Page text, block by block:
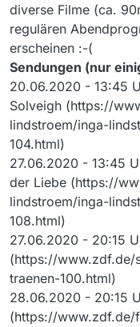
diverse Filme (ca.
regulären
erscheinen :-(
Sendungen (nur
20.06.2020 - 13:45
Solveigh (https://
lindstroem/inga-
104.html)
27.06.2020 - 13:45
der Liebe (https://
lindstroem/inga-
108.html)
27.06.2020 - 20:15
(https://www.zdf.de/
traenen-100.html)
28.06.2020 - 20:15
(https://www.zdf.de/